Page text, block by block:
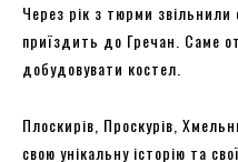
Через рік з тюрми
приїздить до Гречан. Саме
добудовувати костел.
Плоскирів, Проскурів,
свою унікальну історію та